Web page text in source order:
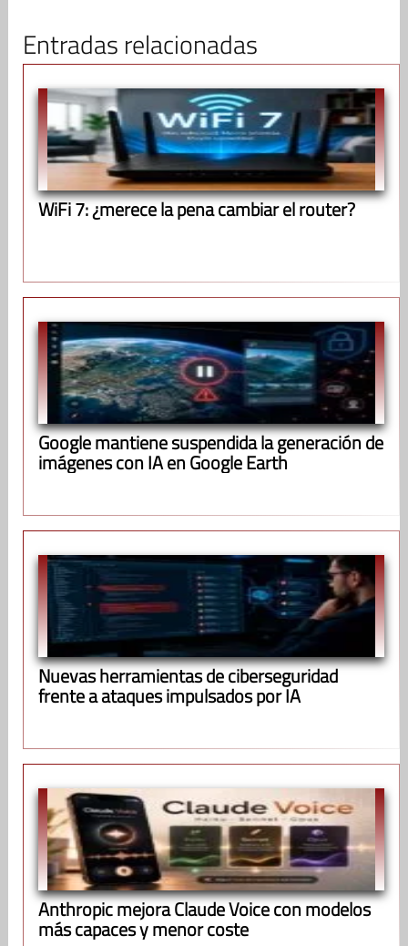
Entradas relacionadas
WiFi 7: ¿merece la pena cambiar el router?
Google mantiene suspendida la generación de
imágenes con IA en Google Earth
Nuevas herramientas de ciberseguridad
frente a ataques impulsados por IA
Anthropic mejora Claude Voice con modelos
más capaces y menor coste